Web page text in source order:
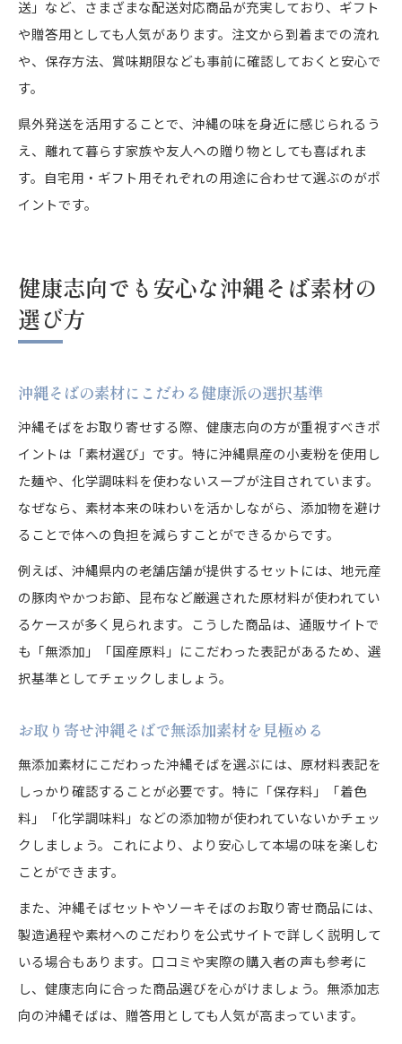
送」など、さまざまな配送対応商品が充実しており、ギフト
や贈答用としても人気があります。注文から到着までの流れ
や、保存方法、賞味期限なども事前に確認しておくと安心で
す。
県外発送を活用することで、沖縄の味を身近に感じられるう
え、離れて暮らす家族や友人への贈り物としても喜ばれま
す。自宅用・ギフト用それぞれの用途に合わせて選ぶのがポ
イントです。
健康志向でも安心な沖縄そば素材の
選び方
沖縄そばの素材にこだわる健康派の選択基準
沖縄そばをお取り寄せする際、健康志向の方が重視すべきポ
イントは「素材選び」です。特に沖縄県産の小麦粉を使用し
た麺や、化学調味料を使わないスープが注目されています。
なぜなら、素材本来の味わいを活かしながら、添加物を避け
ることで体への負担を減らすことができるからです。
例えば、沖縄県内の老舗店舗が提供するセットには、地元産
の豚肉やかつお節、昆布など厳選された原材料が使われてい
るケースが多く見られます。こうした商品は、通販サイトで
も「無添加」「国産原料」にこだわった表記があるため、選
択基準としてチェックしましょう。
お取り寄せ沖縄そばで無添加素材を見極める
無添加素材にこだわった沖縄そばを選ぶには、原材料表記を
しっかり確認することが必要です。特に「保存料」「着色
料」「化学調味料」などの添加物が使われていないかチェッ
クしましょう。これにより、より安心して本場の味を楽しむ
ことができます。
また、沖縄そばセットやソーキそばのお取り寄せ商品には、
製造過程や素材へのこだわりを公式サイトで詳しく説明して
いる場合もあります。口コミや実際の購入者の声も参考に
し、健康志向に合った商品選びを心がけましょう。無添加志
向の沖縄そばは、贈答用としても人気が高まっています。